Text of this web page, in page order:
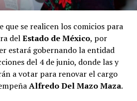
que se realicen los comicios para
delEstado de México, por
estará gobernando la entidad
del 4 de junio, donde las y
a votar para renovar el cargo
Alfredo Del Mazo Maza.